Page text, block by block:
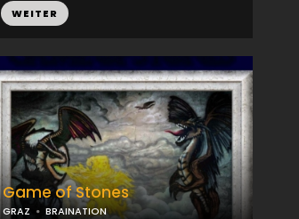
WEITER
Game of Stones
GRAZ BRAINATION